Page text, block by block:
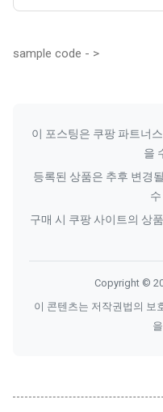
sample code - >
이 포스팅은 쿠팡 파트너
을
등록된 상품은 추후 변경
구매 시 쿠팡 사이트의 상
Copyright ©
이 콘텐츠는 저작권법의 보